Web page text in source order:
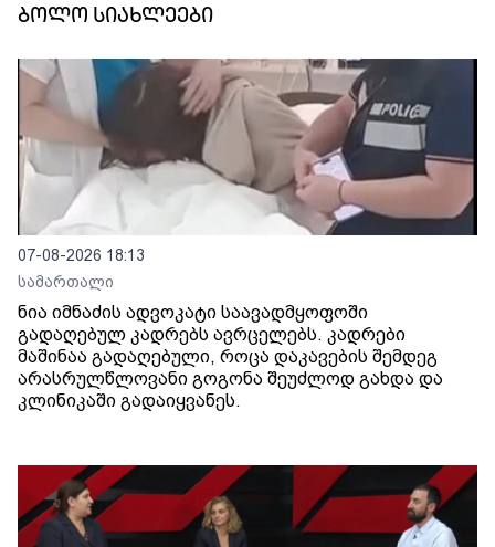
ბოლო სიახლეები
07-08-2026 18:13
სამართალი
ნია იმნაძის ადვოკატი საავადმყოფოში
გადაღებულ კადრებს ავრცელებს. კადრები
მაშინაა გადაღებული, როცა დაკავების შემდეგ
არასრულწლოვანი გოგონა შეუძლოდ გახდა და
კლინიკაში გადაიყვანეს.